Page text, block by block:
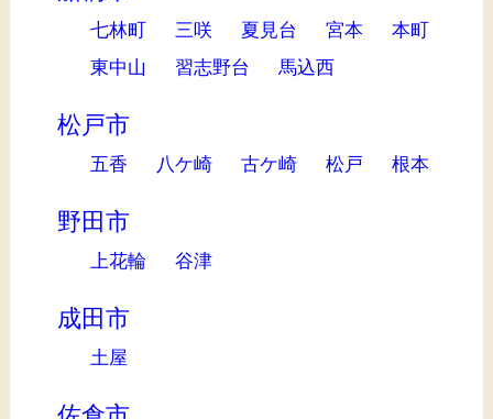
七林町 三咲 夏見台 宮本
本町
東中山
習志野台 馬込西
松戸市
五香 八ケ崎 古ケ崎 松戸 根本
野田市
上花輪 谷津
成田市
土屋